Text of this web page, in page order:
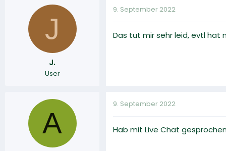
J
J.
User
9. September 2022
Das tut mir sehr leid, evtl hat
A
9. September 2022
Hab mit Live Chat